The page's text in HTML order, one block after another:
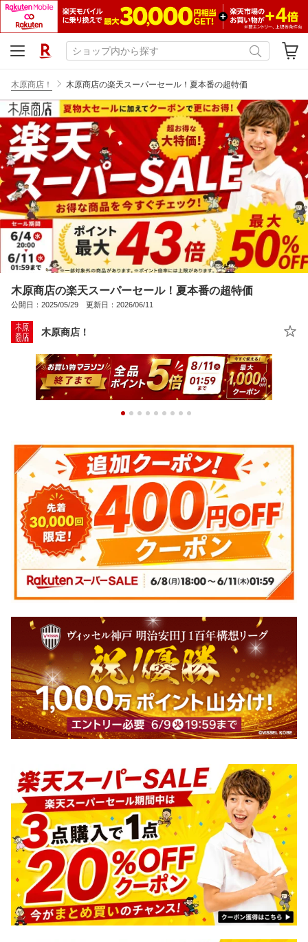
木原商店！ 木原商店の楽天スーパーセール！夏本番の超特価
木原商店の楽天スーパーセール！夏本番の超特価
公開日：2025/05/29 更新日：2026/06/11
木原商店！